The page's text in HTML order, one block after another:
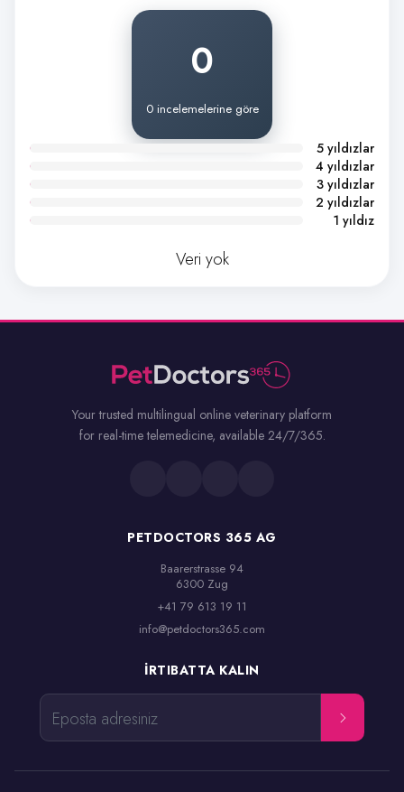
0
0 incelemelerine göre
5 yıldızlar
4 yıldızlar
3 yıldızlar
2 yıldızlar
1 yıldız
Veri yok
Your trusted multilingual online veterinary platform
for real-time telemedicine, available 24/7/365.
PETDOCTORS 365 AG
Baarerstrasse 94
6300 Zug
+41 79 613 19 11
info@petdoctors365.com
İRTIBATTA KALIN
Eposta adresiniz